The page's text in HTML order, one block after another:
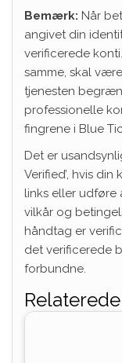
Bemærk: Når
angivet din
verificerede
samme, skal
tjenesten
professionelle
fingrene i Blue
Det er
Verified’, hvis
links eller udføre
vilkår og
håndtag er
det verificerede
forbundne.